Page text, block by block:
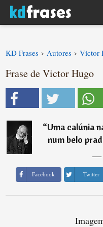
KD Frases › Autores › Victor
Frase de Victor Hugo
“Uma calúnia
num belo
Facebook Twitter